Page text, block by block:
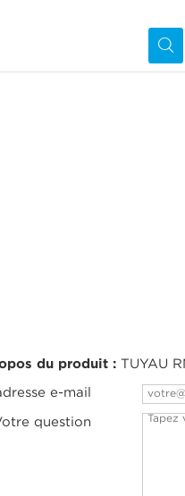
du produit : TUYAU
e-mail
question